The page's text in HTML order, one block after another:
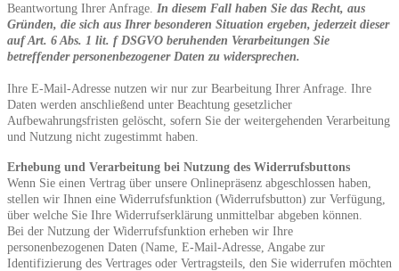
Beantwortung Ihrer Anfrage. In diesem Fall haben Sie das Recht, aus
Gründen, die sich aus Ihrer besonderen Situation ergeben, jederzeit dieser
auf Art. 6 Abs. 1 lit. f DSGVO beruhenden Verarbeitungen Sie
betreffender personenbezogener Daten zu widersprechen.
Ihre E-Mail-Adresse nutzen wir nur zur Bearbeitung Ihrer Anfrage. Ihre
Daten werden anschließend unter Beachtung gesetzlicher
Aufbewahrungsfristen gelöscht, sofern Sie der weitergehenden Verarbeitung
und Nutzung nicht zugestimmt haben.
Erhebung und Verarbeitung bei Nutzung des Widerrufsbuttons
Wenn Sie einen Vertrag über unsere Onlinepräsenz abgeschlossen haben,
stellen wir Ihnen eine Widerrufsfunktion (Widerrufsbutton) zur Verfügung,
über welche Sie Ihre Widerrufserklärung unmittelbar abgeben können.
Bei der Nutzung der Widerrufsfunktion erheben wir Ihre
personenbezogenen Daten (Name, E-Mail-Adresse, Angabe zur
Identifizierung des Vertrages oder Vertragsteils, den Sie widerrufen möchten